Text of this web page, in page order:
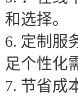
和选择。
6. 定制服
足个性化
7. 节省成